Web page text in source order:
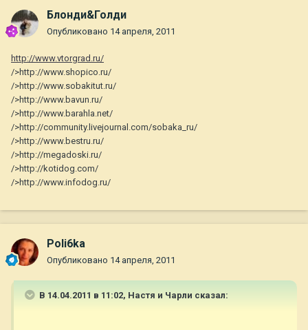
Блонди&Голди
Опубликовано 14 апреля, 2011
http://www.vtorgrad.ru/
/>http://www.shopico.ru/
/>http://www.sobakitut.ru/
/>http://www.bavun.ru/
/>http://www.barahla.net/
/>http://community.livejournal.com/sobaka_ru/
/>http://www.bestru.ru/
/>http://megadoski.ru/
/>http://kotidog.com/
/>http://www.infodog.ru/
Poli6ka
Опубликовано 14 апреля, 2011
В 14.04.2011 в 11:02, Настя и Чарли сказал: